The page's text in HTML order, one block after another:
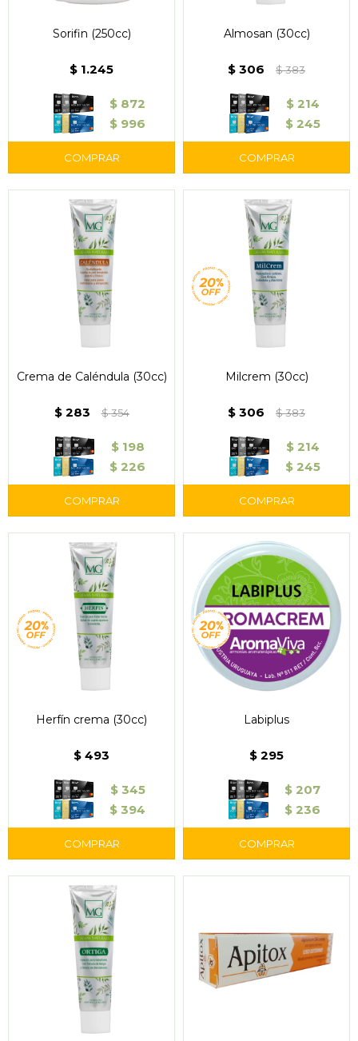
Sorifin (250cc)
$ 1.245
$ 872
$ 996
Almosan (30cc)
$ 306 $383
$ 214
$ 245
Crema de Caléndula (30cc)
$ 283 $354
$ 198
$ 226
Milcrem (30cc)
$ 306 $383
$ 214
$ 245
Herfín crema (30cc)
$ 493
$ 345
$ 394
Labiplus
$ 295
$ 207
$ 236